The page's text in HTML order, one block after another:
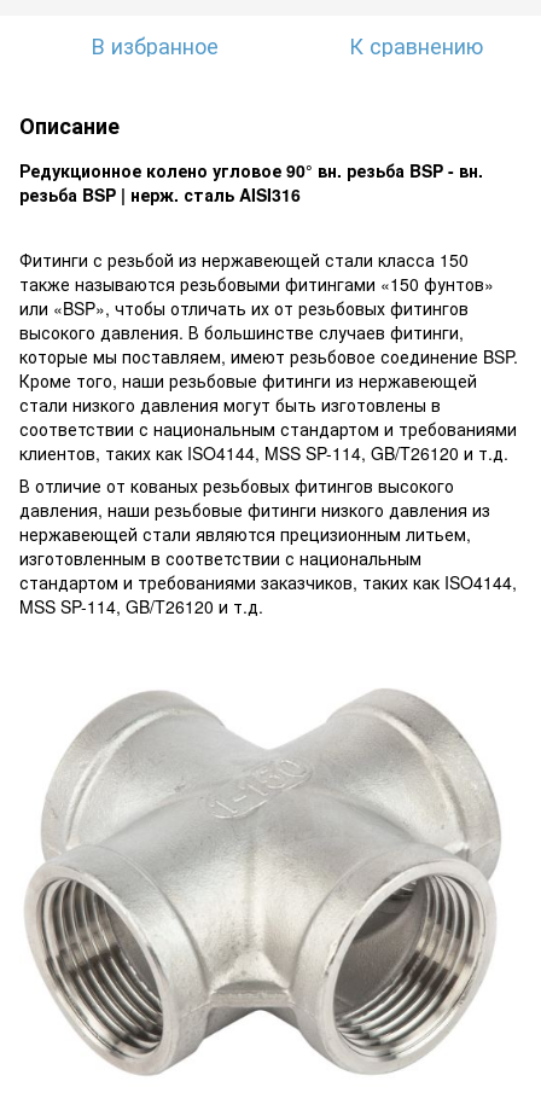
В избранное К сравнению
Описание
Редукционное колено угловое 90° вн. резьба BSP - вн.
резьба BSP | нерж. сталь AISI316
Фитинги с резьбой из нержавеющей стали класса 150
также называются резьбовыми фитингами «150 фунтов»
или «BSP», чтобы отличать их от резьбовых фитингов
высокого давления. В большинстве случаев фитинги,
которые мы поставляем, имеют резьбовое соединение BSP.
Кроме того, наши резьбовые фитинги из нержавеющей
стали низкого давления могут быть изготовлены в
соответствии с национальным стандартом и требованиями
клиентов, таких как ISO4144, MSS SP-114, GB/T26120 и т.д.
В отличие от кованых резьбовых фитингов высокого
давления, наши резьбовые фитинги низкого давления из
нержавеющей стали являются прецизионным литьем,
изготовленным в соответствии с национальным
стандартом и требованиями заказчиков, таких как ISO4144,
MSS SP-114, GB/T26120 и т.д.